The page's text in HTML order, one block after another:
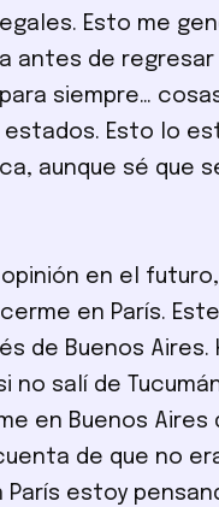
Esto me
antes de
siempre…
Esto lo
aunque sé que
opinión en el
en París.
de Buenos
no salí de
en Buenos
de que no
París estoy